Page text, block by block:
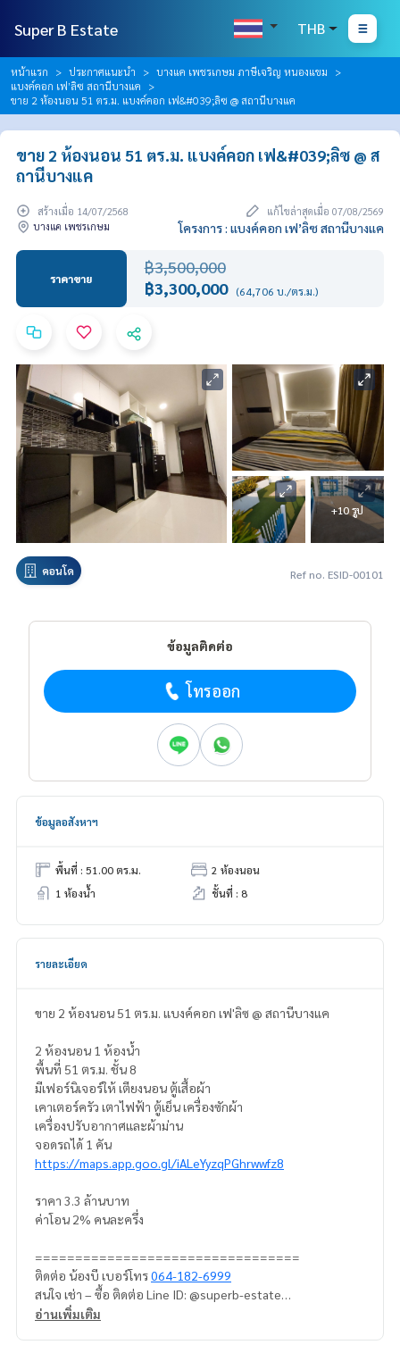
Super B Estate THB
หน้าแรก ประกาศแนะนำ
บางแค เพชรเกษม ภาษีเจริญ หนองแขม
แบงค์คอก เฟ’ลิซ สถานีบางแค
ขาย 2 ห้องนอน 51 ตร.ม. แบงค์คอก เฟ&#039;ลิซ @ สถานีบางแค
ขาย 2 ห้องนอน 51 ตร.ม. แบงค์คอก เฟ&#039;ลิซ @ ส
ถานีบางแค
สร้างเมื่อ 14/07/2568
แก้ไขล่าสุดเมื่อ 07/08/2569
บางแค เพชรเกษม
โครงการ : แบงค์คอก เฟ’ลิซ สถานีบางแค
ราคาขาย
฿3,500,000
฿3,300,000 (64,706 บ./ตร.ม.)
+10 รูป
คอนโด Ref no. ESID-00101
ข้อมูลติดต่อ
โทรออก
ข้อมูลอสังหาฯ
พื้นที่ : 51.00 ตร.ม.
2 ห้องนอน
1 ห้องน้ำ
ชั้นที่ : 8
รายละเอียด
ขาย 2 ห้องนอน 51 ตร.ม. แบงค์คอก เฟ'ลิซ @ สถานีบางแค
2 ห้องนอน 1 ห้องน้ำ
พื้นที่ 51 ตร.ม. ชั้น 8
มีเฟอร์นิเจอร์ให้ เตียงนอน ตู้เสื้อผ้า
เคาเตอร์ครัว เตาไฟฟ้า ตู้เย็น เครื่องซักผ้า
เครื่องปรับอากาศและผ้าม่าน
จอดรถได้ 1 คัน
https://maps.app.goo.gl/iALeYyzqPGhrwwfz8
ราคา 3.3 ล้านบาท
ค่าโอน 2% คนละครึ่ง
=================================
ติดต่อ น้องบี เบอร์โทร064-182-6999
สนใจ เช่า – ซื้อ ติดต่อ Line ID: @superb-estate
https://lin.ee/luSfAxh
อ่านเพิ่มเติม